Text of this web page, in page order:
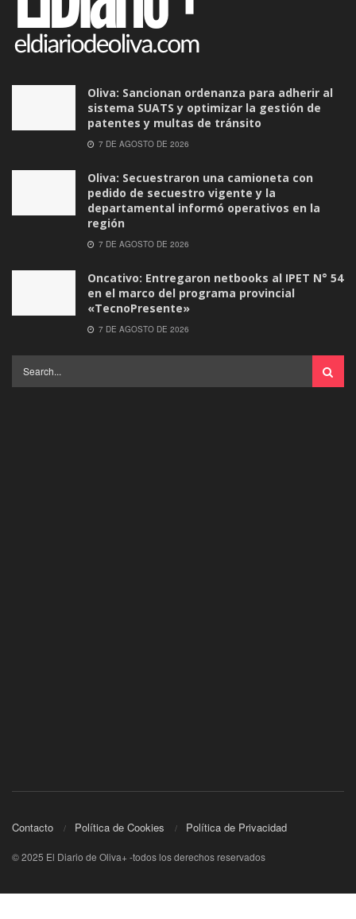
Oliva: Sancionan ordenanza para adherir al
sistema SUATS y optimizar la gestión de
patentes y multas de tránsito
7 DE AGOSTO DE 2026
Oliva: Secuestraron una camioneta con
pedido de secuestro vigente y la
departamental informó operativos en la
región
7 DE AGOSTO DE 2026
Oncativo: Entregaron netbooks al IPET N° 54
en el marco del programa provincial
«TecnoPresente»
7 DE AGOSTO DE 2026
Contacto Política de Cookies Política de Privacidad
© 2025 El Diario de Oliva+ -todos los derechos reservados